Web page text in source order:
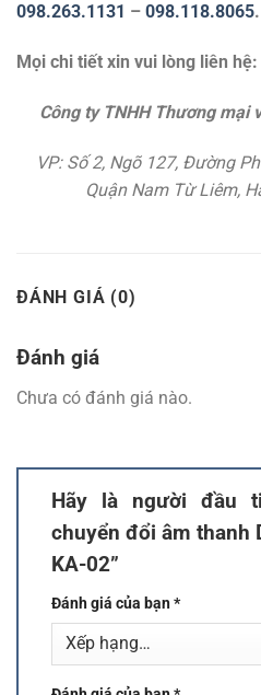
098.263.1131 – 098.118.8065.
Mọi chi tiết xin vui lòng liên hệ:
Công ty TNHH Thương mại
VP: Số 2, Ngõ 127, Đường
Quận Nam Từ Liêm,
ĐÁNH GIÁ (0)
Đánh giá
Chưa có đánh giá nào.
Hãy là người đầu
chuyển đổi âm thanh
KA-02”
Đánh giá của bạn*